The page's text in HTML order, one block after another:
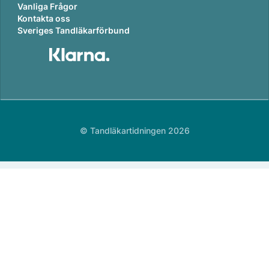
Vanliga Frågor
Kontakta oss
Sveriges Tandläkarförbund
© Tandläkartidningen 2026